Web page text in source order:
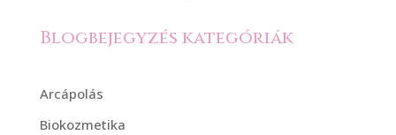
Blogbejegyzés kategóriák
Arcápolás
Biokozmetika